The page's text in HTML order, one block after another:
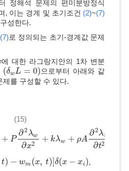
정해석 문제의 편미분방정식
, 이는 경계 및 초기조건 (2)~(7)
성한다.
(7)로 정의되는 초기-경계값 문제
에 대한 라그랑지안의 1차 변분
(δwL = 0)
(δwL= 0)
으로부터 아래와 같
제를 구성할 수 있다.
(15)
+ P
∂2λw
∂x2 + kλw + ρA
∂2λw
∂t2
P∂2 λw∂x2+k λw +ρA∂ 2λw∂t2=
t) − wm (x, t) δ(x − xi )
wm(x,t)]δ (x− xi)